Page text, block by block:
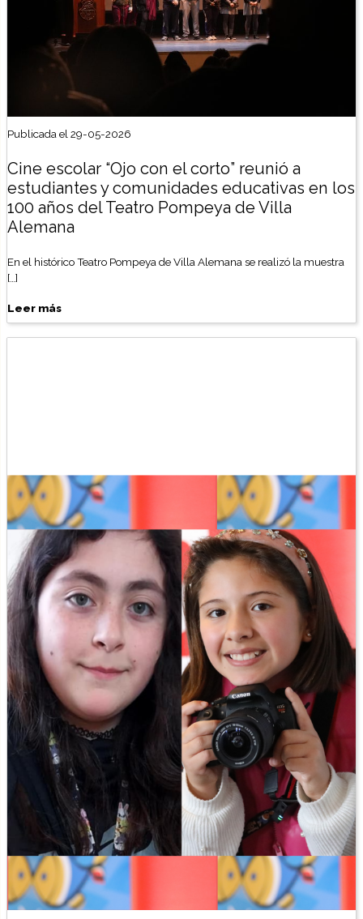
Publicada el 29-05-2026
Cine escolar “Ojo con el corto” reunió a
estudiantes y comunidades educativas en los
100 años del Teatro Pompeya de Villa
Alemana
En el histórico Teatro Pompeya de Villa Alemana se realizó la muestra
[…]
Leer más